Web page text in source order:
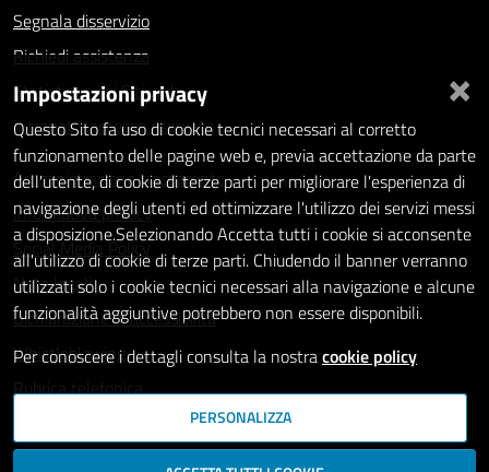
Segnala disservizio
Richiedi assistenza
Statistiche dei Siti web
Intranet - accesso riservato
Amministrazione trasparente
Informativa privacy
Social Media Policy
Note legali
Dichiarazione di accessibilità
Whistleblowing
Rubrica telefonica
SEGUICI SU
×
Impostazioni privacy
Questo Sito fa uso di cookie tecnici necessari al corretto
funzionamento delle pagine web e, previa accettazione da parte
dell'utente, di cookie di terze parti per migliorare l'esperienza di
navigazione degli utenti ed ottimizzare l'utilizzo dei servizi messi
a disposizione.Selezionando Accetta tutti i cookie si acconsente
all'utilizzo di cookie di terze parti. Chiudendo il banner verranno
utilizzati solo i cookie tecnici necessari alla navigazione e alcune
funzionalità aggiuntive potrebbero non essere disponibili.
Per conoscere i dettagli consulta la nostracookie policy
PERSONALIZZA